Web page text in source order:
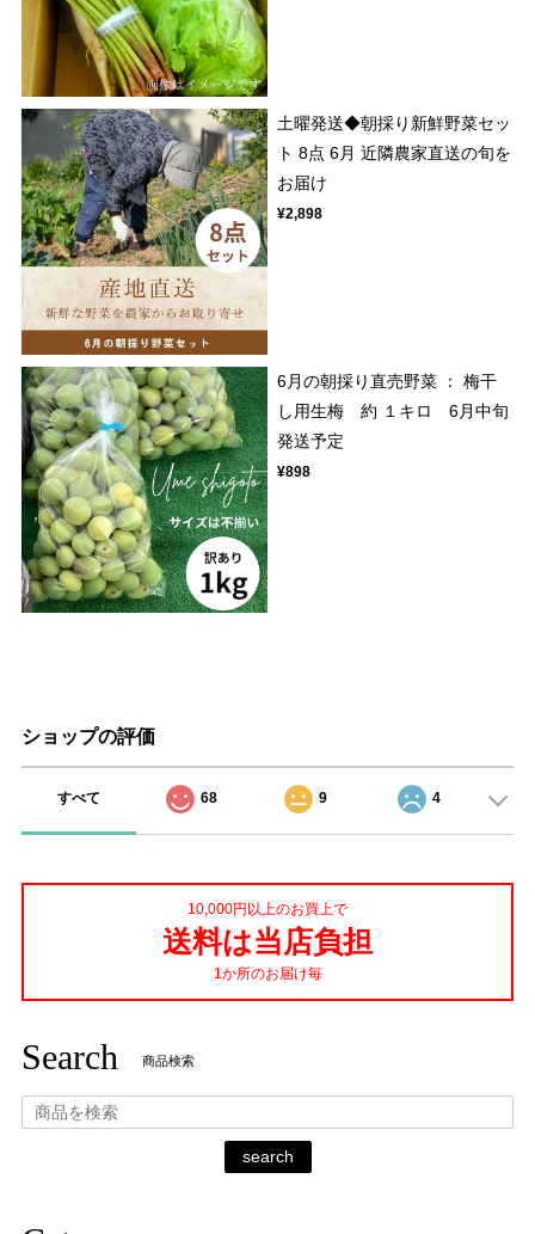
土曜発送◆朝採り新鮮野菜セッ
ト 8点 6月 近隣農家直送の旬を
お届け
¥2,898
6月の朝採り直売野菜 ： 梅干
し用生梅 約 １キロ 6月中旬
発送予定
¥898
ショップの評価
すべて 68 9 4
10,000円以上のお買上で
送料は当店負担
1か所のお届け毎
Search 商品検索
search